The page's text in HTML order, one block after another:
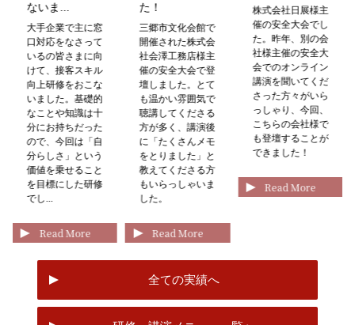
ないま...
大手企業で主に窓
口対応をなさって
いるの皆さまに向
けて、接客スキル
向上研修をおこな
いました。基礎的
なことや知識は十
分にお持ちだった
ので、今回は「自
分らしさ」という
価値を乗せること
を目標にした研修
でし...
Read More
た！
三郷市文化会館で
開催された株式会
社会澤工務店様主
催の安全大会で登
壇しました。とて
も温かい雰囲気で
聴講してくださる
方が多く、講演後
に「たくさんメモ
をとりました」と
教えてくださる方
もいらっしゃいま
した。
Read More
株式会社日展様主
催の安全大会でし
た。昨年、別の会
社様主催の安全大
会でのオンライン
講演を聞いてくだ
さった方々がいら
っしゃり、今回、
こちらの会社様で
も登壇することが
できました！
Read More
全ての実績へ